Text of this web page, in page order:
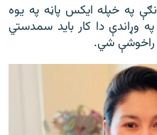
په خپله ایکس پاڼه په یوه
وړاندې دا کار باید سمدستي
شي.